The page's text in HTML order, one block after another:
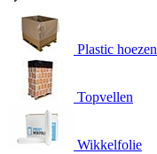
Plastic hoezen
Topvellen
Wikkelfolie